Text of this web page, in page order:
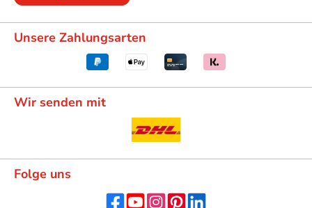
Unsere Zahlungsarten
Wir senden mit
Folge uns